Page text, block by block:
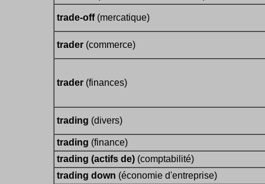
trade-off(mercatique)
trader (commerce)
trader (finances)
trading (divers)
trading (finance)
trading (actifs de) (comptabilité)
trading down (économie d'entreprise)